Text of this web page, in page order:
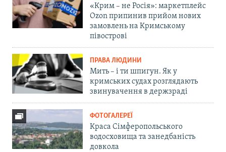
«Крим – не Росія»: маркетплейс
Ozon припинив прийом нових
замовлень на Кримському
півострові
ПРАВА ЛЮДИНИ
Мить – і ти шпигун. Як у
кримських судах розглядають
звинувачення в держзраді
ФОТОГАЛЕРЕЇ
Краса Сімферопольського
водосховища та занедбаність
довкола